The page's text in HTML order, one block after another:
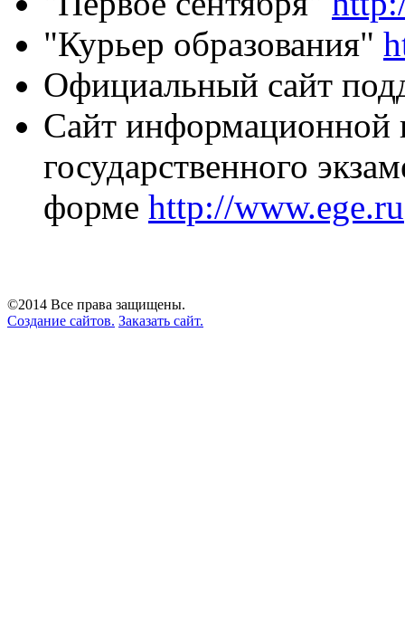
"Курьер образования"
Официальный сайт
Сайт информационной
государственного
форме http://www.ege.ru
©2014 Все права защищены.
Создание сайтов. Заказать сайт.